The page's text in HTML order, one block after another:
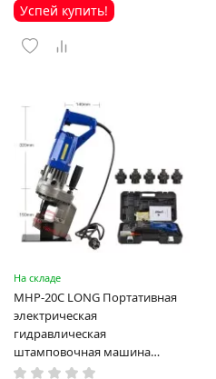
Успей купить!
На складе
MHP-20C LONG Портативная
электрическая
гидравлическая
штамповочная машина
высокая мощность и мощный